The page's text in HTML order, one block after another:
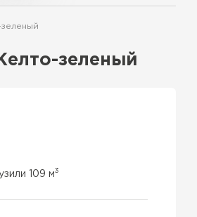
зеленый
109 м3